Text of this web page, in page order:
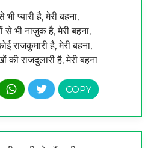
प्यारी है, मेरी बहना,
से भी नाज़ुक है, मेरी बहना,
राजकुमारी है, मेरी बहना,
राजदुलारी है, मेरी बहना